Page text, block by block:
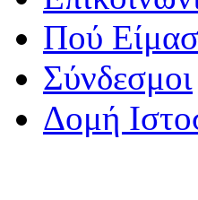
Πού
Σύνδεσμοι
Δομή